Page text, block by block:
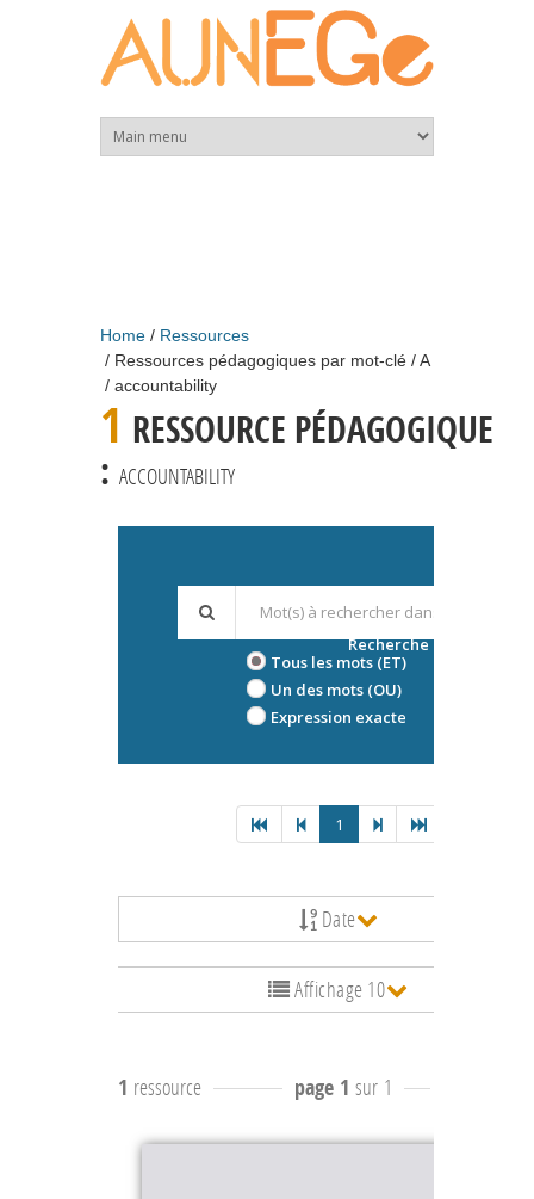
Home
Ressources
Ressources pédagogiques par mot-clé
A
accountability
1 RESSOURCE PÉDAGOGIQUE
: ACCOUNTABILITY
Tous les mots (ET)
Un des mots (OU)
Expression exacte
Recherche avancée
1
Date
Affichage 10
1 ressource page 1 sur 1